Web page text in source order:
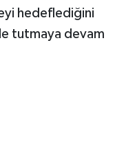
hedeflediğini
tutmaya devam